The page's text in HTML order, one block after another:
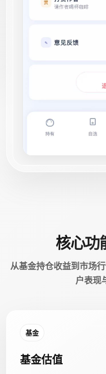
核心功
从基金持仓收益到市场
户表现
基金
基金估值